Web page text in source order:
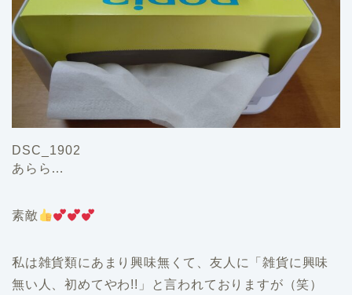
DSC_1902
あらら…
素敵
私は雑貨類にあまり興味無くて、友人に「雑貨に興味
無い人、初めてやわ!!」と言われておりますが（笑）